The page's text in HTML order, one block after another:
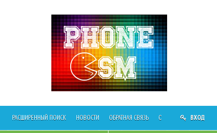
РАСШИРЕННЫЙ ПОИСК НОВОСТИ ОБРАТНАЯ СВЯЗЬ ОПЛАТА И ДОСТАВКА
ВХОД